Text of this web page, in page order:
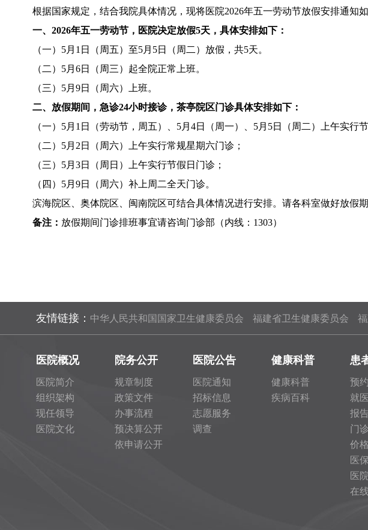
根据国家规定，结合我院具体情况，现将医院2026年五一劳动节放假安排通知如
一、2026年五一劳动节，医院决定放假5天，具体安排如下：
（一）5月1日（周五）至5月5日（周二）放假，共5天。
（二）5月6日（周三）起全院正常上班。
（三）5月9日（周六）上班。
二、放假期间，急诊24小时接诊，茶亭院区门诊具体安排如下：
（一）5月1日（劳动节，周五）、5月4日（周一）、5月5日（周二）上午实行
（二）5月2日（周六）上午实行常规星期六门诊；
（三）5月3日（周日）上午实行节假日门诊；
（四）5月9日（周六）补上周二全天门诊。
滨海院区、奥体院区、闽南院区可结合具体情况进行安排。请各科室做好放假
备注： 放假期间门诊排班事宜请咨询门诊部（内线：1303）
友情链接： 中华人民共和国国家卫生健康委员会 福建省卫生健康委员会
医院概况
医院简介
组织架构
现任领导
医院文化
院务公开
规章制度
政策文件
办事流程
预决算公开
依申请公开
医院公告
医院通知
招标信息
志愿服务
调查
健康科普
健康科普
疾病百科
患
预
就
报
门
价
医
医
在